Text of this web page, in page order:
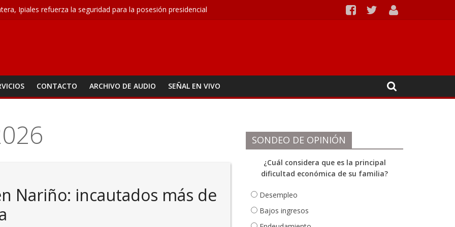
Ipiales refuerza la seguridad para la posesión presidencial
la propuesta que busca acabar con los problemas de agua en Ipiales
seguridad para el 7 de agosto con patrullajes y puestos de control
ocho medallas
CONTACTO ARCHIVO DE AUDIO SEÑAL EN VIVO
Nariño: incautados más de
SONDEO DE OPINIÓN
¿Cuál considera que es la principal
dificultad económica de su familia?
Desempleo
Bajos ingresos